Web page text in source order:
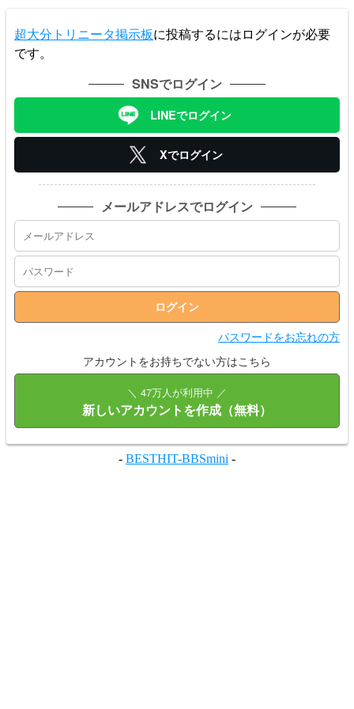
超大分トリニータ掲示板に投稿するにはログインが必要
です。
SNSでログイン
LINEでログイン
Xでログイン
メールアドレスでログイン
パスワードをお忘れの方
アカウントをお持ちでない方はこちら
＼ 47万人が利用中 ／
新しいアカウントを作成（無料）
- BESTHIT-BBSmini -